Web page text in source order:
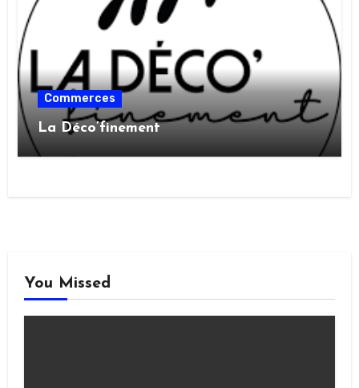
Commerces
La Déco’finement
You Missed